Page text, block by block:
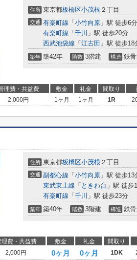
住所 東京都板橋区小茂根 ２丁目
交通 有楽町線 「 小竹向原 」駅 徒歩6分
有楽町線 「 千川 」駅 徒歩20分
西武池袋線 「 江古田 」駅 徒歩18
築年 築42年 階数 3階建 構造 鉄
理費・共益費 敷金 礼金 間取り
2,000円 1ヶ月 1ヶ月 1R
住所 東京都板橋区小茂根 ２丁目
交通 副都心線 「 小竹向原 」駅 徒歩13
東武東上線 「 ときわ台 」駅 徒歩
有楽町線 「 千川 」駅 徒歩23分
築年 築40年 階数 3階建 構造 鉄
理費・共益費 敷金 礼金 間取り
2,000円 0ヶ月 0ヶ月 1DK